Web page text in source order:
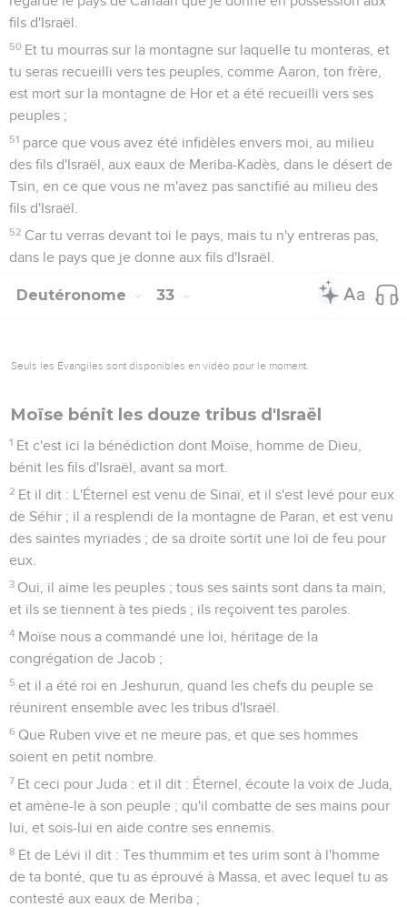
fils d'Israël.
50 Et tu mourras sur la montagne sur laquelle tu monteras, et
tu seras recueilli vers tes peuples, comme Aaron, ton frère,
est mort sur la montagne de Hor et a été recueilli vers ses
peuples ;
51 parce que vous avez été infidèles envers moi, au milieu
des fils d'Israël, aux eaux de Meriba-Kadès, dans le désert de
Tsin, en ce que vous ne m'avez pas sanctifié au milieu des
fils d'Israël.
52 Car tu verras devant toi le pays, mais tu n'y entreras pas,
dans le pays que je donne aux fils d'Israël.
Deutéronome 33
Seuls les Évangiles sont disponibles en vidéo pour le moment.
Moïse bénit les douze tribus d'Israël
1 Et c'est ici la bénédiction dont Moïse, homme de Dieu,
bénit les fils d'Israël, avant sa mort.
2 Et il dit : L'Éternel est venu de Sinaï, et il s'est levé pour eux
de Séhir ; il a resplendi de la montagne de Paran, et est venu
des saintes myriades ; de sa droite sortit une loi de feu pour
eux.
3 Oui, il aime les peuples ; tous ses saints sont dans ta main,
et ils se tiennent à tes pieds ; ils reçoivent tes paroles.
4 Moïse nous a commandé une loi, héritage de la
congrégation de Jacob ;
5 et il a été roi en Jeshurun, quand les chefs du peuple se
réunirent ensemble avec les tribus d'Israël.
6 Que Ruben vive et ne meure pas, et que ses hommes
soient en petit nombre.
7 Et ceci pour Juda : et il dit : Éternel, écoute la voix de Juda,
et amène-le à son peuple ; qu'il combatte de ses mains pour
lui, et sois-lui en aide contre ses ennemis.
8 Et de Lévi il dit : Tes thummim et tes urim sont à l'homme
de ta bonté, que tu as éprouvé à Massa, et avec lequel tu as
contesté aux eaux de Meriba ;